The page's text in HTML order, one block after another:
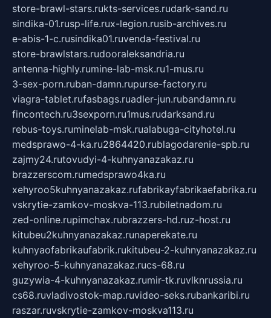
store-brawl-stars.rukts-services.rudark-sand.ru
sindika-01.rusp-life.rux-legion.rusib-archives.ru
e-abis-1-c.rusindika01.ruvenda-festival.ru
store-brawlstars.rudooraleksandria.ru
antenna-highly.rumine-lab-msk.ru1-mus.ru
3-sex-porn.ruban-damn.rupurse-factory.ru
viagra-tablet.rufasbags.ruadler-jun.rubandamn.ru
fincontech.ru3sexporn.ru1mus.rudarksand.ru
rebus-toys.ruminelab-msk.rualabuga-cityhotel.ru
medsprawo-4-ka.ru2864420.rublagodarenie-spb.ru
zajmy24.rutovudyi-4-kuhnyanazakaz.ru
brazzerscom.rumedsprawo4ka.ru
xehyroo5kuhnyanazakaz.rufabrikayfabrikaefabrika.ru
vskrytie-zamkov-moskva-113.rubiletnadom.ru
zed-online.rupimchax.rubrazzers-hd.ruz-host.ru
kitubeu2kuhnyanazakaz.runaperekate.ru
kuhnyaofabrikaufabrik.rukitubeu-2-kuhnyanazakaz.ru
xehyroo-5-kuhnyanazakaz.rucs-68.ru
guzywia-4-kuhnyanazakaz.rumir-tk.ruvlknrussia.ru
cs68.ruvladivostok-map.ruvideo-seks.rubankaribi.ru
raszar.ruvskrytie-zamkov-moskva113.ru